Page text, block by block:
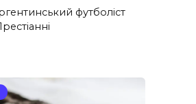
футболіст